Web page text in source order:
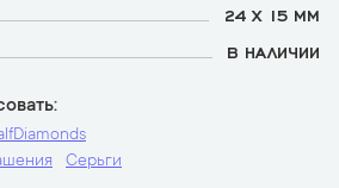
24 Х 15 ММ
В НАЛИЧИИ
Серьги